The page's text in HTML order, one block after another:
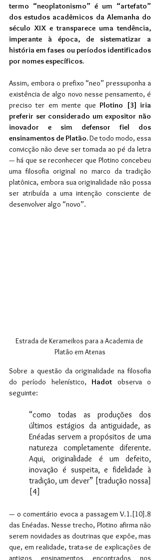
termo “neoplatonismo” é um “artefato”
dos estudos acadêmicos da Alemanha do
século XIX e transparece uma tendência,
imperante à época, de sistematizar a
história em fases ou períodos identificados
por nomes específicos.
Assim, embora o prefixo “neo” pressuponha a
existência de algo novo nesse pensamento, é
preciso ter em mente que Plotino [3] iria
preferir ser considerado um expositor não
inovador e sim defensor fiel dos
ensinamentos de Platão. De todo modo, essa
convicção não deve ser tomada ao pé da letra
— há que se reconhecer que Plotino concebeu
uma filosofia original no marco da tradição
platônica, embora sua originalidade não possa
ser atribuída a uma intenção consciente de
desenvolver algo “novo”.
Estrada de Kerameikos para a Academia de
Platão em Atenas
Sobre a questão da originalidade na filosofia
do período helenístico, Hadot observa o
seguinte:
“como todas as produções dos
últimos estágios da antiguidade, as
Enéadas servem a propósitos de uma
natureza completamente diferente.
Aqui, originalidade é um defeito,
inovação é suspeita, e fidelidade à
tradição, um dever” [tradução nossa]
[4]
— o comentário evoca a passagem V.1.[10].8
das Enéadas. Nesse trecho, Plotino afirma não
serem novidades as doutrinas que expõe, mas
que, em realidade, trata-se de explicações de
antigos ensinamentos encontrados nos